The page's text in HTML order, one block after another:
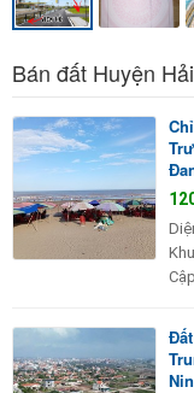
Bán đất Huyện